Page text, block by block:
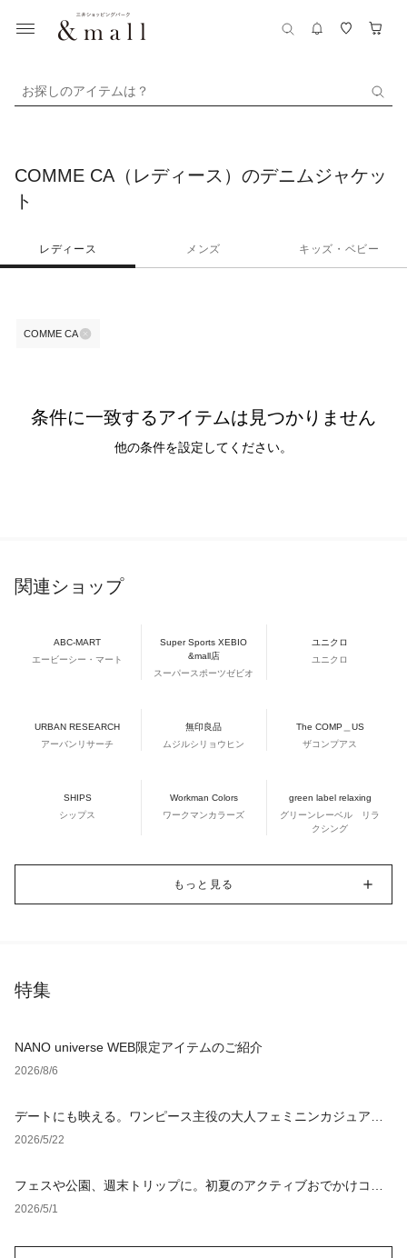
お探しのアイテムは？
COMME CA（レディース）のデニムジャケッ
ト
レディース メンズ キッズ・ベビー
COMME CA
条件に一致するアイテムは見つかりません
他の条件を設定してください。
関連ショップ
ABC-MART
エービーシー・マート
Super Sports XEBIO
&mall店
スーパースポーツゼビオ
ユニクロ
ユニクロ
URBAN RESEARCH
アーバンリサーチ
無印良品
ムジルシリョウヒン
The COMP＿US
ザコンプアス
SHIPS
シップス
Workman Colors
ワークマンカラーズ
green label relaxing
グリーンレーベル リラ
クシング
もっと見る
特集
NANO universe WEB限定アイテムのご紹介
2026/8/6
デートにも映える。ワンピース主役の大人フェミニンカジュアル4
選
2026/5/22
フェスや公園、週末トリップに。初夏のアクティブおでかけコー
デ4選
2026/5/1